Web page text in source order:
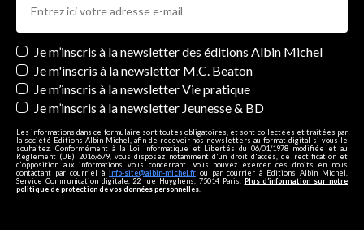
Newsletters
Je m’inscris à la newsletter des éditions Albin Michel
Je m'inscris à la newsletter M.C. Beaton
Je m’inscris à la newsletter Vie pratique
Je m’inscris à la newsletter Jeunesse & BD
Les informations dans ce formulaire sont toutes obligatoires, et sont collectées et traitées par
la société Editions Albin Michel, afin de recevoir nos newsletters au format digital si vous le
souhaitez. Conformément à la Loi Informatique et Libertés du 06/01/1978 modifiée et au
Règlement (UE) 2016/679, vous disposez notamment d'un droit d'accès, de rectification et
d’opposition aux informations vous concernant. Vous pouvez exercer ces droits en nous
contactant par courriel à info-site@albin-michel.fr ou par courrier à Editions Albin Michel,
Service Communication digitale, 22 rue Huyghens, 75014 Paris. Plus d’information sur notre
politique de protection de vos données personnelles